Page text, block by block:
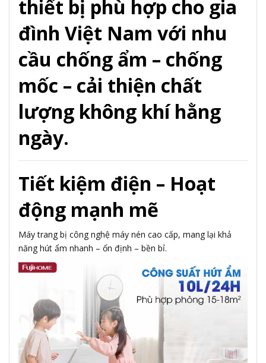
thiết bị phù hợp cho gia
đình Việt Nam với nhu
cầu chống ẩm – chống
mốc – cải thiện chất
lượng không khí hằng
ngày.
Tiết kiệm điện – Hoạt
động mạnh mẽ
Máy trang bị công nghệ máy nén cao cấp, mang lại khả
năng hút ẩm nhanh – ổn định – bền bỉ.